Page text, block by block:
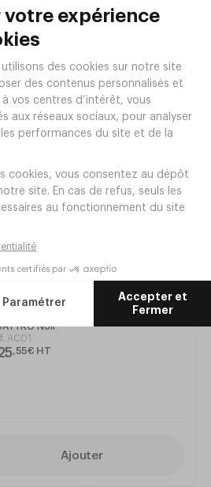
€ HT
€ HT
Noir
AC01
,55€ HT
Ajouter